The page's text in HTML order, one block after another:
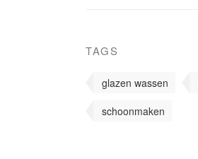
TAGS
glazen wassen
schoonmaken